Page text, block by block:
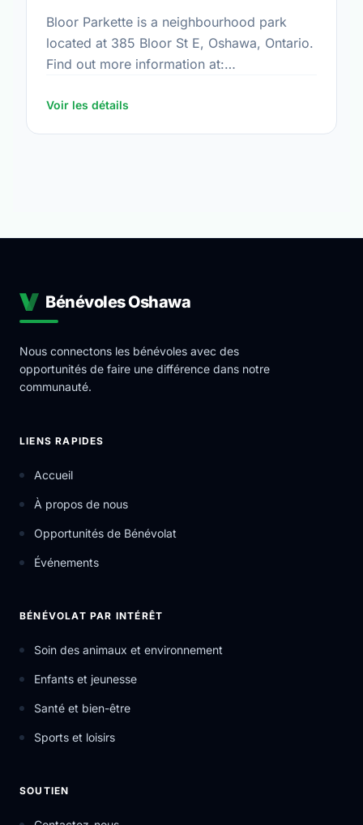
Bloor Parkette is a neighbourhood park
located at 385 Bloor St E, Oshawa, Ontario.
Find out more information at:
Voir les détails
Bénévoles Oshawa
Nous connectons les bénévoles avec des
opportunités de faire une différence dans notre
communauté.
LIENS RAPIDES
Accueil
À propos de nous
Opportunités de Bénévolat
Événements
BÉNÉVOLAT PAR INTÉRÊT
Soin des animaux et environnement
Enfants et jeunesse
Santé et bien-être
Sports et loisirs
SOUTIEN